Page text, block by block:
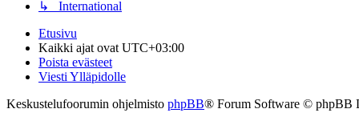
↳ International
Etusivu
Kaikki ajat ovat UTC+03:00
Poista evästeet
Viesti Ylläpidolle
Keskustelufoorumin ohjelmisto phpBB® Forum Software © phpBB